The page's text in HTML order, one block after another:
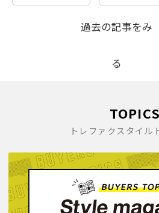
過去の記事をみ
る
TOPICS
トレファクスタイル